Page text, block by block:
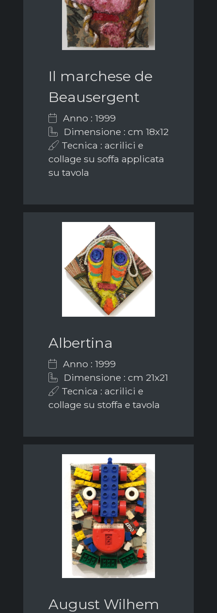
Il marchese de
Beausergent
Anno : 1999
Dimensione : cm 18x12
Tecnica : acrilici e
collage su soffa applicata
su tavola
Albertina
Anno : 1999
Dimensione : cm 21x21
Tecnica : acrilici e
collage su stoffa e tavola
August Wilhem